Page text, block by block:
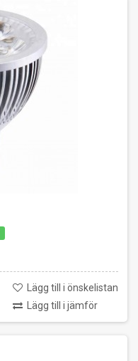
Lägg till i önskelistan
Lägg till i jämför